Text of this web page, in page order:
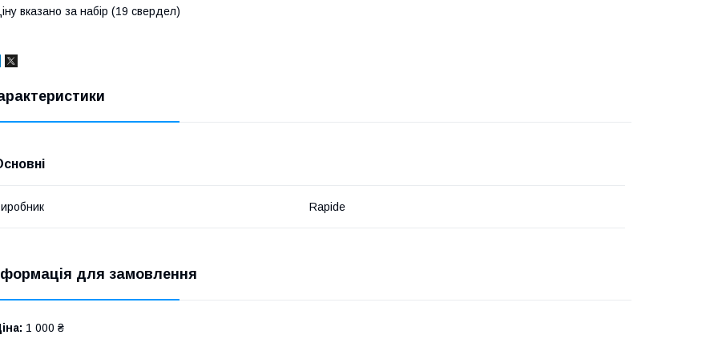
вказано за набір (19 свердел)
Rapide
для замовлення
1 000 ₴